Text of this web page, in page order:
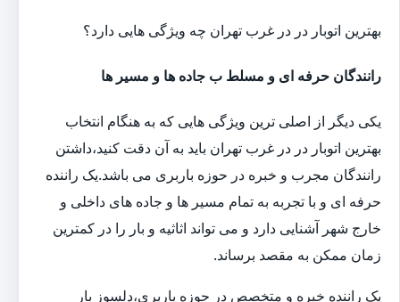
بهترین اتوبار در در غرب تهران چه ویژگی هایی دارد؟
رانندگان حرفه ای و مسلط ب جاده ها و مسیر ها
یکی دیگر از اصلی ترین ویژگی هایی که به هنگام انتخاب
بهترین اتوبار در در غرب تهران باید به آن دقت کنید،داشتن
رانندگان مجرب و خبره در حوزه باربری می باشد.یک راننده
حرفه ای و با تجربه به تمام مسیر ها و جاده های داخلی و
خارج شهر آشنایی دارد و می تواند اثاثیه و بار را در کمترین
زمان ممکن به مقصد برساند.
یک راننده خبره و متخصص در حوزه باربری،دلسوز بار